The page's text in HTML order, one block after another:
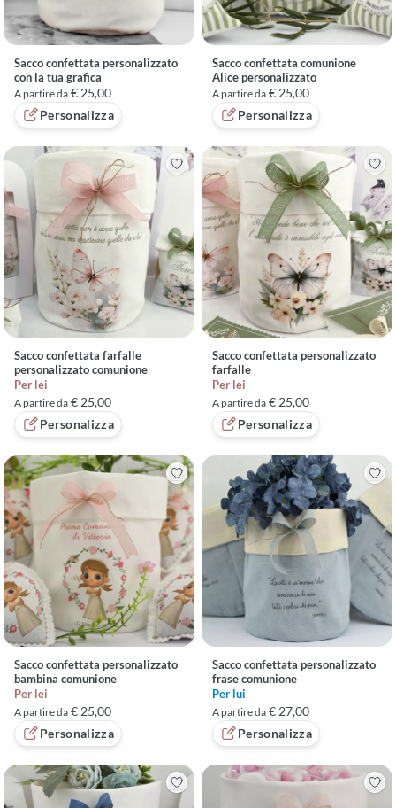
Sacco confettata personalizzato
con la tua grafica
A partire da € 25,00
Personalizza
Sacco confettata comunione
Alice personalizzato
A partire da € 25,00
Personalizza
Sacco confettata farfalle
personalizzato comunione
Per lei
A partire da € 25,00
Personalizza
Sacco confettata personalizzato
farfalle
Per lei
A partire da € 25,00
Personalizza
Sacco confettata personalizzato
bambina comunione
Per lei
A partire da € 25,00
Personalizza
Sacco confettata personalizzato
frase comunione
Per lui
A partire da € 27,00
Personalizza